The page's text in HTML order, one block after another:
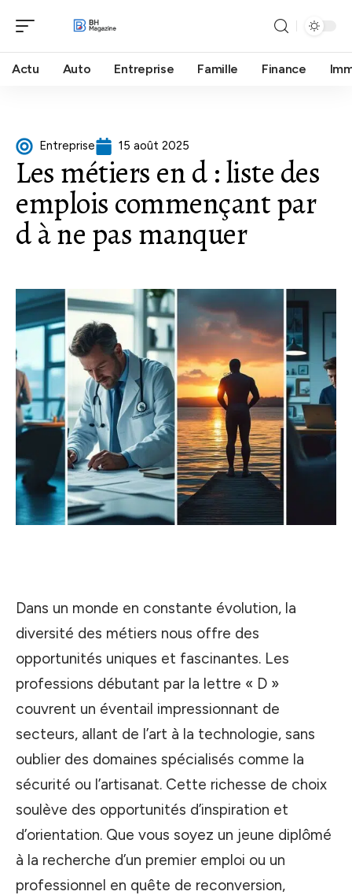
Actu Auto Entreprise Famille Finance
Entreprise 15 août 2025
Les métiers en d : liste des
emplois commençant par
d à ne pas manquer
Dans un monde en constante évolution, la
diversité des métiers nous offre des
opportunités uniques et fascinantes. Les
professions débutant par la lettre « D »
couvrent un éventail impressionnant de
secteurs, allant de l’art à la technologie, sans
oublier des domaines spécialisés comme la
sécurité ou l’artisanat. Cette richesse de choix
soulève des opportunités d’inspiration et
d’orientation. Que vous soyez un jeune diplômé
à la recherche d’un premier emploi ou un
professionnel en quête de reconversion,